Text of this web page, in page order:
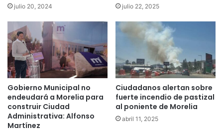
julio 20, 2024 julio 22, 2025
Gobierno Municipal no
endeudará a Morelia para
construir Ciudad
Administrativa: Alfonso
Martínez
Ciudadanos alertan sobre
fuerte incendio de pastizal
al poniente de Morelia
abril 11, 2025